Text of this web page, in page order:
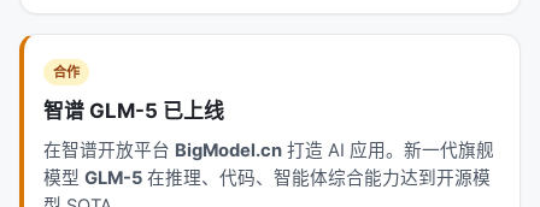
关键特性：非马尔可夫访问模式
Proposer routinely 检查
conditioning 在最近父节点上。它会在第 10 次迭代时
引用第 2 次迭代的结果，因为"理解为什么失败往往比
理解为什么成功更有指导意义"。
合作
智谱 GLM-5 已上线
在智谱开放平台 BigModel.cn 打造 AI 应用。新一代旗舰
模型 GLM-5 在推理、代码、智能体综合能力达到开源模